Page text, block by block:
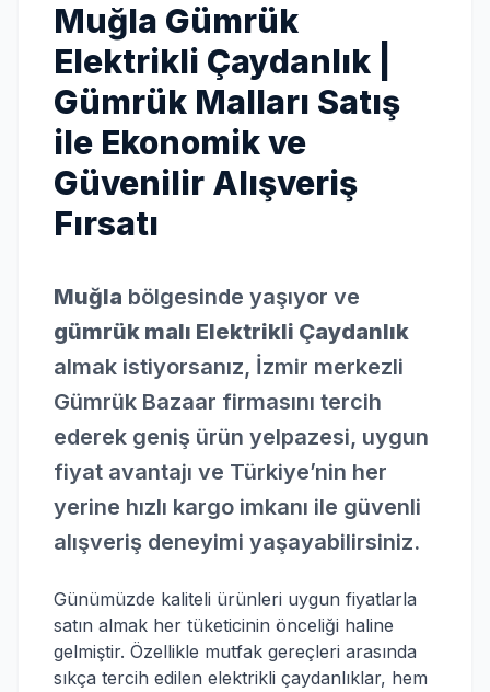
Muğla Gümrük
Elektrikli Çaydanlık |
Gümrük Malları Satış
ile Ekonomik ve
Güvenilir Alışveriş
Fırsatı
Muğla bölgesinde yaşıyor ve
gümrük malı Elektrikli Çaydanlık
almak istiyorsanız, İzmir merkezli
Gümrük Bazaar firmasını tercih
ederek geniş ürün yelpazesi, uygun
fiyat avantajı ve Türkiye’nin her
yerine hızlı kargo imkanı ile güvenli
alışveriş deneyimi yaşayabilirsiniz.
Günümüzde kaliteli ürünleri uygun fiyatlarla
satın almak her tüketicinin önceliği haline
gelmiştir. Özellikle mutfak gereçleri arasında
sıkça tercih edilen elektrikli çaydanlıklar, hem